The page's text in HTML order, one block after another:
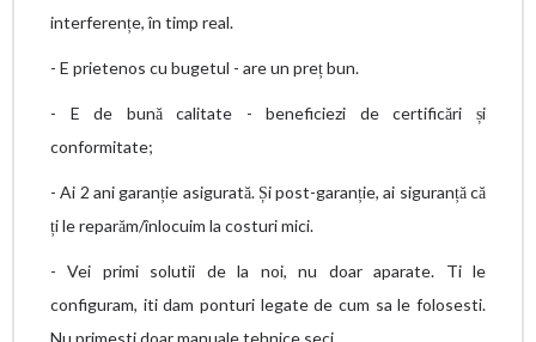
interferențe, în timp real.
- E prietenos cu bugetul - are un preț bun.
- E de bună calitate - beneficiezi de certificări și
conformitate;
- Ai 2 ani garanție asigurată. Și post-garanție, ai siguranță că
ți le reparăm/înlocuim la costuri mici.
- Vei primi solutii de la noi, nu doar aparate. Ti le
configuram, iti dam ponturi legate de cum sa le folosesti.
Nu primesti doar manuale tehnice seci.